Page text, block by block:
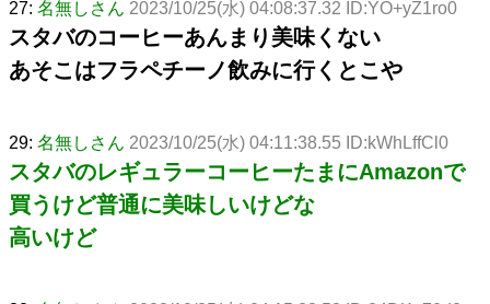
27: 名無しさん 2023/10/25(水) 04:08:37.32 ID:YO+yZ1ro0
スタバのコーヒーあんまり美味くない
あそこはフラペチーノ飲みに行くとこや
29: 名無しさん 2023/10/25(水) 04:11:38.55 ID:kWhLffCl0
スタバのレギュラーコーヒーたまにAmazonで
買うけど普通に美味しいけどな
高いけど